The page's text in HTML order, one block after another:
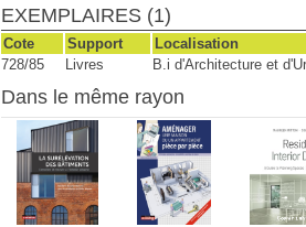
EXEMPLAIRES (1)
Cote Support Localisation
728/85
Livres B.i d'Architecture et
Dans le même rayon